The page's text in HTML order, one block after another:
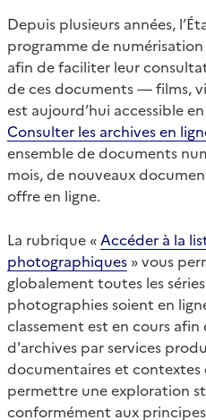
Depuis plusieurs années,
programme de
afin de faciliter leur
de ces documents — films,
est aujourd’hui accessible
Consulter les archives en
ensemble de documents
mois, de nouveaux
offre en ligne.
La rubrique « Accéder à la
photographiques » vous
globalement toutes les
photographies soient en
classement est en cours
d'archives par services
documentaires et
permettre une exploration
conformément aux